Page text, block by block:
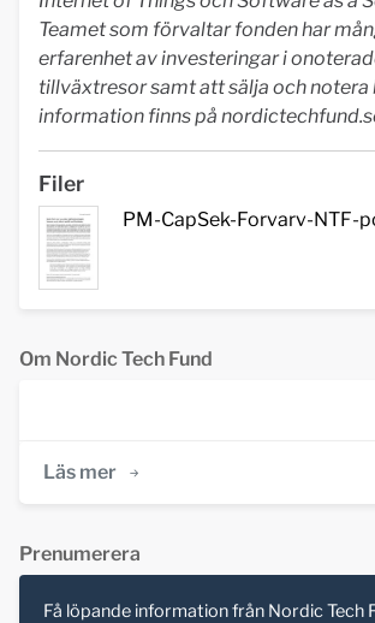
Teamet som förvaltar fonden har
erfarenhet av investeringar i
tillväxtresor samt att sälja och notera
information finns på
Filer
PM-CapSek-Forvarv-NTF-
Om Nordic Tech Fund
Läs mer
Prenumerera
Få löpande information från Nordic Tech